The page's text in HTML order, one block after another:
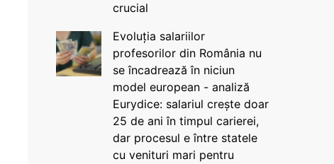
crucial
Evoluția salariilor
profesorilor din România nu
se încadrează în niciun
model european - analiză
Eurydice: salariul crește doar
25 de ani în timpul carierei,
dar procesul e între statele
cu venituri mari pentru